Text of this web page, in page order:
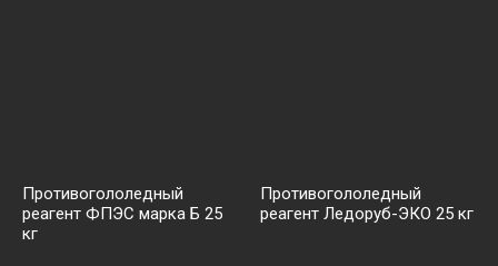
Противогололедный
реагент ФПЭС марка Б 25
кг
Противогололедный
реагент Ледоруб-ЭКО 25 кг